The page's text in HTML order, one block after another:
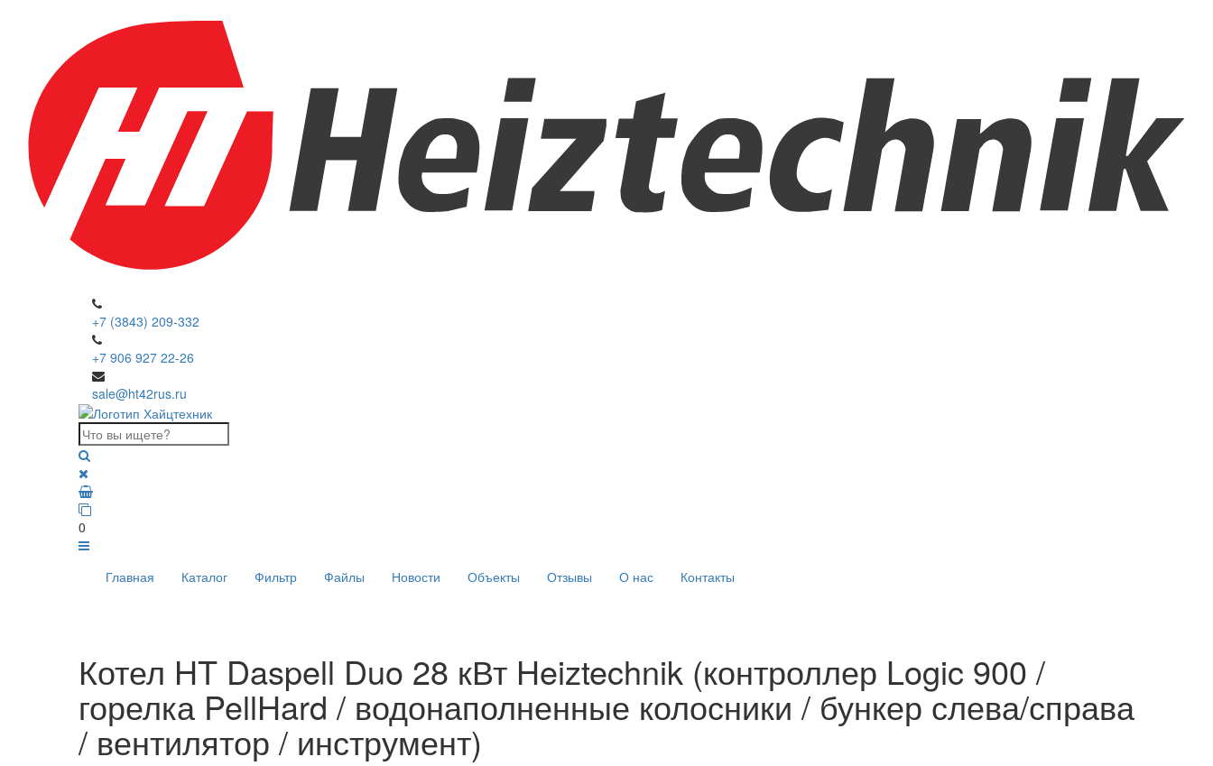
+7 (3843) 209-332
+7 906 927 22-26
sale@ht42rus.ru
0
Главная Каталог Фильтр Файлы Новости Объекты Отзывы О нас Контакты
Котел HT Daspell Duo 28 кВт Heiztechnik (контроллер Logic 900 /
горелка PellHard / водонаполненные колосники / бункер слева/справа
/ вентилятор / инструмент)